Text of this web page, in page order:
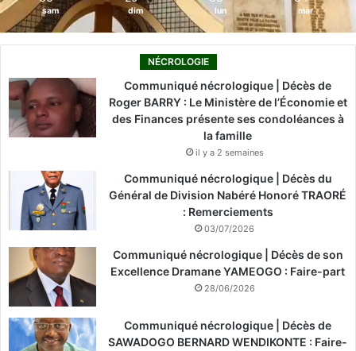
sam dim lun mar
NÉCROLOGIE
Communiqué nécrologique | Décès de
Roger BARRY : Le Ministère de l’Économie et
des Finances présente ses condoléances à
la famille
il y a 2 semaines
Communiqué nécrologique | Décès du
Général de Division Nabéré Honoré TRAORÉ
: Remerciements
03/07/2026
Communiqué nécrologique | Décès de son
Excellence Dramane YAMEOGO : Faire-part
28/06/2026
Communiqué nécrologique | Décès de
SAWADOGO BERNARD WENDIKONTE : Faire-